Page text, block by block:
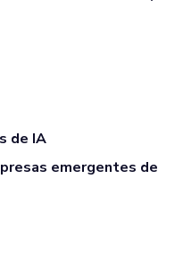
de IA
emergentes de